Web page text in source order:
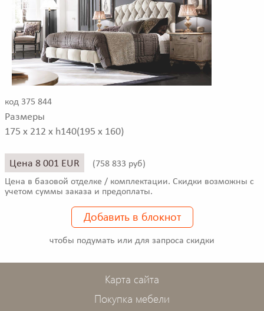
код 375 844
Размеры
175 x 212 x h140(195 x 160)
Цена 8 001 EUR (758 833 руб)
Цена в базовой отделке / комплектации. Скидки возможны с
учетом суммы заказа и предоплаты.
Добавить в блокнот
чтобы подумать или для запроса скидки
Карта сайта
Покупка мебели